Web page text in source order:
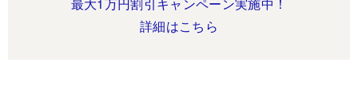
詳細はこちら